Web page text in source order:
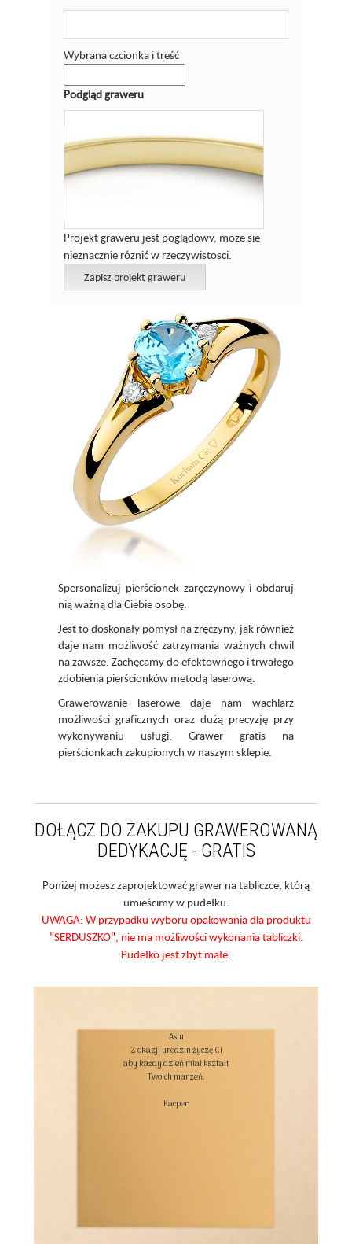
Wybrana czcionka i treść
Podgląd graweru
Projekt graweru jest poglądowy, może sie
nieznacznie róznić w rzeczywistosci.
Zapisz projekt graweru
Spersonalizuj pierścionek zaręczynowy i obdaruj
nią ważną dla Ciebie osobę.
Jest to doskonały pomysł na zręczyny, jak również
daje nam możliwość zatrzymania ważnych chwil
na zawsze. Zachęcamy do efektownego i trwałego
zdobienia pierścionków metodą laserową.
Grawerowanie laserowe daje nam wachlarz
możliwości graficznych oraz dużą precyzję przy
wykonywaniu usługi. Grawer gratis na
pierścionkach zakupionych w naszym sklepie.
DOŁĄCZ DO ZAKUPU GRAWEROWANĄ
DEDYKACJĘ - GRATIS
Poniżej możesz zaprojektować grawer na tabliczce, którą
umieścimy w pudełku.
UWAGA: W przypadku wyboru opakowania dla produktu
"SERDUSZKO", nie ma możliwości wykonania tabliczki.
Pudełko jest zbyt małe.
Asiu
Z okazji urodzin życzę Ci
aby każdy dzień miał kształt
Twoich marzeń.
Kacper